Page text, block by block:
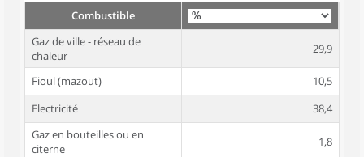
Combustible
Gaz de ville - réseau de
chaleur
29,9
Fioul (mazout)
10,5
Electricité
38,4
Gaz en bouteilles ou en
citerne
1,8